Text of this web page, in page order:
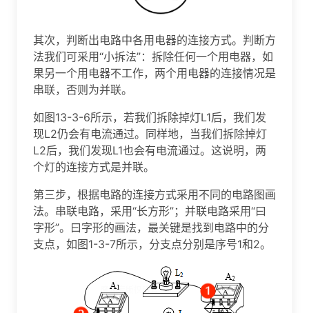
其次，判断出电路中各用电器的连接方式。判断方
法我们可采用“小拆法”：拆除任何一个用电器，如
果另一个用电器不工作，两个用电器的连接情况是
串联，否则为并联。
如图13-3-6所示，若我们拆除掉灯L1后，我们发
现L2仍会有电流通过。同样地，当我们拆除掉灯
L2后，我们发现L1也会有电流通过。这说明，两
个灯的连接方式是并联。
第三步，根据电路的连接方式采用不同的电路图画
法。串联电路，采用“长方形”；并联电路采用“曰
字形”。曰字形的画法，最关键是找到电路中的分
支点，如图1-3-7所示，分支点分别是序号1和2。